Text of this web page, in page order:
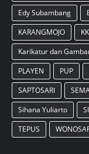
Edy Subambang
KARANGMOJO
Karikatur dan
PLAYEN
PUP
SAPTOSARI
Sihana Yuliarto
TEPUS